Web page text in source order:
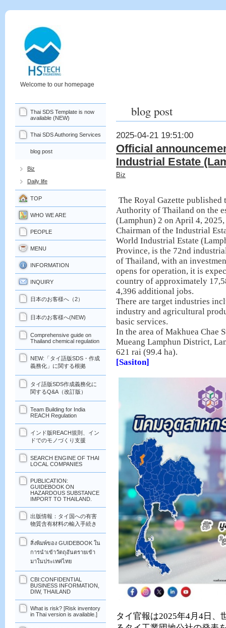
Welcome to our homepage
blog post
2025-04-21 19:51:00
Official
Industrial Estate
Biz
The Royal Gazette
Authority of Thailand on the
(Lamphun) 2 on April 4,
Chairman of the Industrial
World Industrial Estate
Province, is the 72nd
of Thailand, with an
opens for operation, it is
country of approximately
4,396 additional jobs.
There are target industries
industry and agricultural
basic services.
In the area of Makhuea Chae
Mueang Lamphun District,
621 rai (99.4 ha).
[Sasiton]
タイ官報は2025年4月 4 日、
Thai SDS Template is now
available (NEW)
Thai SDS Authoring Services
blog post
Biz
Daily life
TOP
WHO WE ARE
PEOPLE
MENU
INFORMATION
INQUIRY
日本のお客様へ（2）
日本のお客様へ(NEW)
Comprehensive guide on
Thailand chemical regulation
NEW:「タイ語版SDS・作成
義務化」に関する根拠
タイ語版SDS作成義務化に
関するQ&A（改訂版）
Team Building for India
REACH Regulation
インド版REACH規則、イン
ドでのモノづくり支援
SEARCH ENGINE OF THAI
LOCAL COMPANIES
PUBLICATION:
GUIDEBOOK ON
HAZARDOUS SUBSTANCE
IMPORT TO THAILAND.
出版情報：タイ国への有害
物質含有材料の輸入手続き
สิ่งพิมพ์ของ GUIDEBOOK ใน
การนำเข้าวัตถุอันตรายเข้า
มาในประเทศไทย
CBI:CONFIDENTIAL
BUSINESS INFORMATION,
DIW, THAILAND
What is risk? [Risk inventory
in Thai version is available.]